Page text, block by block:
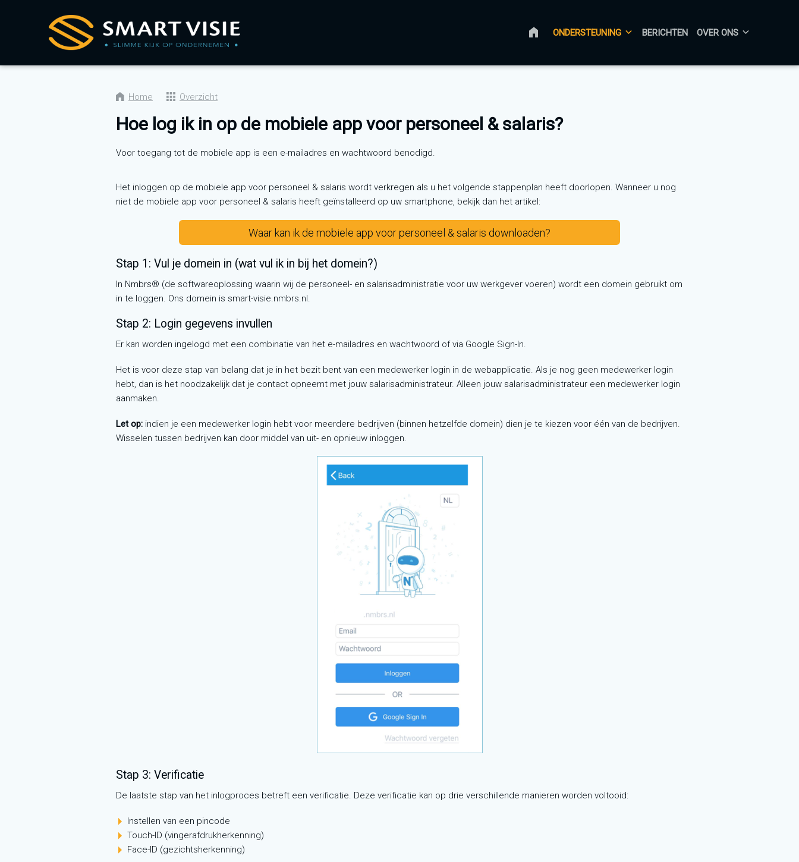
naar
AANMELDEN
ONDERSTEUNING BERICHTEN OVER ONS
Home Overzicht
Hoe log ik in op de mobiele app voor personeel & salaris?
Voor toegang tot de mobiele app is een e-mailadres en wachtwoord benodigd.
Het inloggen op de mobiele app voor personeel & salaris wordt verkregen als u het volgende stappenplan heeft doorlopen. Wanneer u nog
niet de mobiele app voor personeel & salaris heeft geïnstalleerd op uw smartphone, bekijk dan het artikel:
Waar kan ik de mobiele app voor personeel & salaris downloaden?
Stap 1: Vul je domein in (wat vul ik in bij het domein?)
In Nmbrs® (de softwareoplossing waarin wij de personeel- en salarisadministratie voor uw werkgever voeren) wordt een domein gebruikt om
in te loggen. Ons domein is smart-visie.nmbrs.nl.
Stap 2: Login gegevens invullen
Er kan worden ingelogd met een combinatie van het e-mailadres en wachtwoord of via Google Sign-In.
Het is voor deze stap van belang dat je in het bezit bent van een medewerker login in de webapplicatie. Als je nog geen medewerker login
hebt, dan is het noodzakelijk dat je contact opneemt met jouw salarisadministrateur. Alleen jouw salarisadministrateur een medewerker login
aanmaken.
Let op:indien je een medewerker login hebt voor meerdere bedrijven (binnen hetzelfde domein) dien je te kiezen voor één van de bedrijven.
Wisselen tussen bedrijven kan door middel van uit- en opnieuw inloggen.
Stap 3: Verificatie
De laatste stap van het inlogproces betreft een verificatie. Deze verificatie kan op drie verschillende manieren worden voltooid:
Instellen van een pincode
Touch-ID (vingerafdrukherkenning)
Face-ID (gezichtsherkenning)